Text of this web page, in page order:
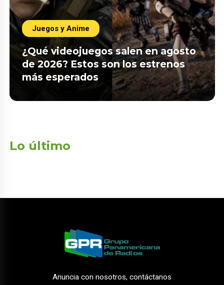
Juegos y Anime
¿Qué videojuegos salen en agosto
de 2026? Estos son los estrenos
más esperados
Lo último
Anuncia con nosotros, contáctanos